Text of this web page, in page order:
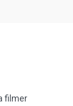
filmer